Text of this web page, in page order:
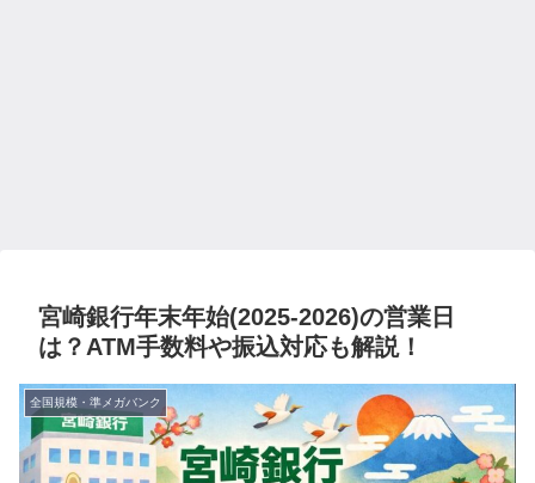
宮崎銀行年末年始(2025-2026)の営業日
は？ATM手数料や振込対応も解説！
全国規模・準メガバンク